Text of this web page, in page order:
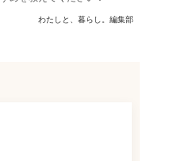
わたしと、暮らし。編集部